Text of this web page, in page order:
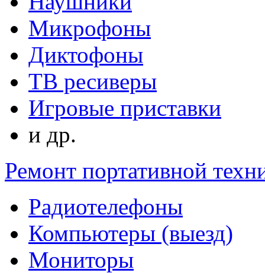
Микрофоны
Диктофоны
ТВ ресиверы
Игровые приставки
и др.
Ремонт портативной
Радиотелефоны
Компьютеры (выезд)
Мониторы